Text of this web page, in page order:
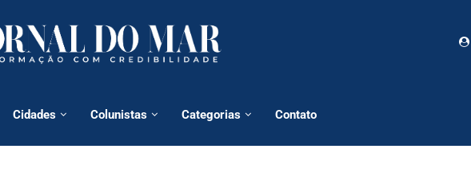
Cidades Colunistas Categorias Contato